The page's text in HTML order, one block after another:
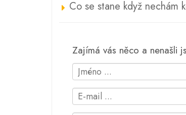
Co se stane když nechám
Zajímá vás něco a nenašli